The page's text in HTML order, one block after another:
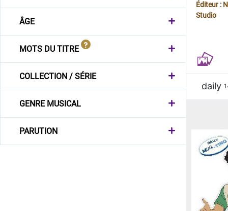
ÂGE
MOTS DU TITRE
COLLECTION / SÉRIE
GENRE MUSICAL
PARUTION
Éditeur :
Studio
daily